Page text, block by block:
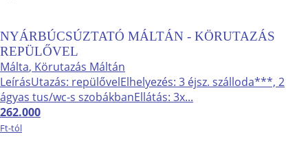
NYÁRBÚCSÚZTATÓ MÁLTÁN - KÖRUTAZÁS
REPÜLŐVEL
Málta, Körutazás Máltán
LeírásUtazás: repülővelElhelyezés: 3 éjsz. szálloda***, 2
ágyas tus/wc-s szobákbanEllátás: 3x...
262.000
Ft-tól